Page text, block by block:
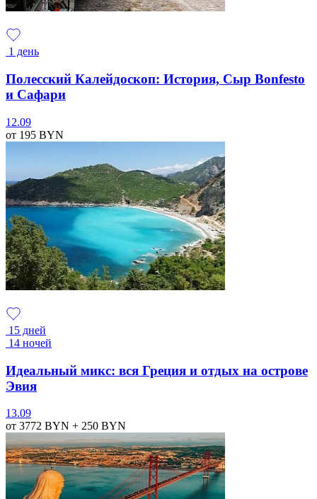
1 день
Полесский Калейдоскоп: История, Сыр Bonfesto
и Сафари
12.09
от 195 BYN
15 дней
14 ночей
Идеальный микс: вся Греция и отдых на острове
Эвия
13.09
от 3772 BYN + 250 BYN